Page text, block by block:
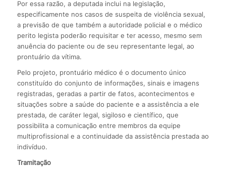
Por essa razão, a deputada inclui na legislação,
especificamente nos casos de suspeita de violência sexual,
a previsão de que também a autoridade policial e o médico
perito legista poderão requisitar e ter acesso, mesmo sem
anuência do paciente ou de seu representante legal, ao
prontuário da vítima.
Pelo projeto, prontuário médico é o documento único
constituído do conjunto de informações, sinais e imagens
registradas, geradas a partir de fatos, acontecimentos e
situações sobre a saúde do paciente e a assistência a ele
prestada, de caráter legal, sigiloso e científico, que
possibilita a comunicação entre membros da equipe
multiprofissional e a continuidade da assistência prestada ao
indivíduo.
Tramitação